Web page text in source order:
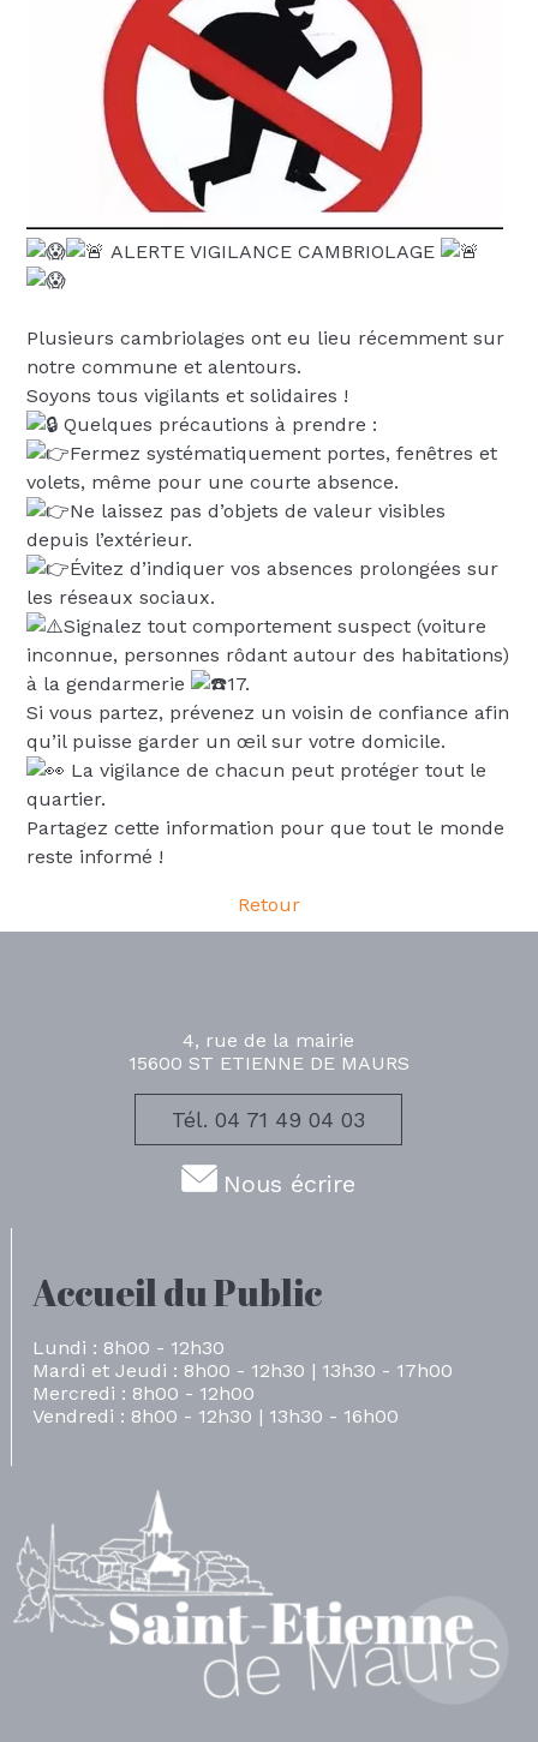
ALERTE VIGILANCE CAMBRIOLAGE
Plusieurs cambriolages ont eu lieu récemment sur
notre commune et alentours.
Soyons tous vigilants et solidaires !
Quelques précautions à prendre :
Fermez systématiquement portes, fenêtres et
volets, même pour une courte absence.
Ne laissez pas d’objets de valeur visibles
depuis l’extérieur.
Évitez d’indiquer vos absences prolongées sur
les réseaux sociaux.
Signalez tout comportement suspect (voiture
inconnue, personnes rôdant autour des habitations)
à la gendarmerie
17.
Si vous partez, prévenez un voisin de confiance afin
qu’il puisse garder un œil sur votre domicile.
La vigilance de chacun peut protéger tout le
quartier.
Partagez cette information pour que tout le monde
reste informé !
Retour
4, rue de la mairie
15600 ST ETIENNE DE MAURS
Tél. 04 71 49 04 03
Nous écrire
Accueil du Public
Lundi : 8h00 - 12h30
Mardi et Jeudi : 8h00 - 12h30 | 13h30 - 17h00
Mercredi : 8h00 - 12h00
Vendredi : 8h00 - 12h30 | 13h30 - 16h00